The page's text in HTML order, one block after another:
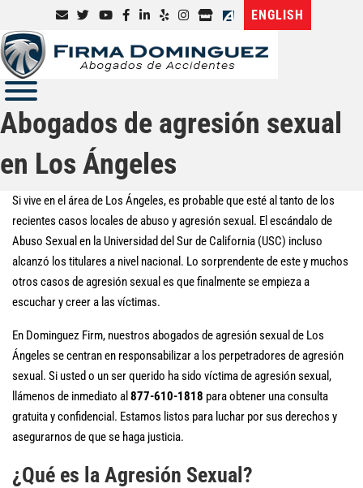
ENGLISH
Abogados de agresión sexual
en Los Ángeles
Si vive en el área de Los Ángeles, es probable que esté al tanto de los
recientes casos locales de abuso y agresión sexual. El escándalo de
Abuso Sexual en la Universidad del Sur de California (USC) incluso
alcanzó los titulares a nivel nacional. Lo sorprendente de este y muchos
otros casos de agresión sexual es que finalmente se empieza a
escuchar y creer a las víctimas.
En Dominguez Firm, nuestros abogados de agresión sexual de Los
Ángeles se centran en responsabilizar a los perpetradores de agresión
sexual. Si usted o un ser querido ha sido víctima de agresión sexual,
llámenos de inmediato al 877-610-1818 para obtener una consulta
gratuita y confidencial. Estamos listos para luchar por sus derechos y
asegurarnos de que se haga justicia.
¿Qué es la Agresión Sexual?